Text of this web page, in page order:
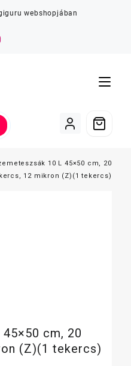
webshopjában
10 L 45×50 cm, 20
12 mikron (Z)(1 tekercs)
cm, 20
(Z)(1 tekercs)